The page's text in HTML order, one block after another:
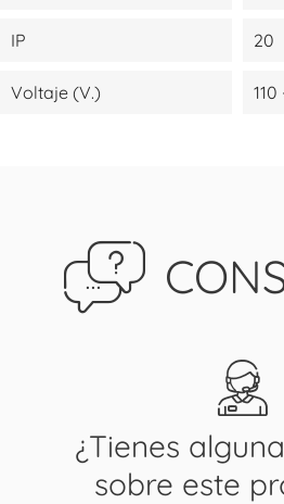
IP 20
Voltaje (V.)
¿Tienes
sobre este